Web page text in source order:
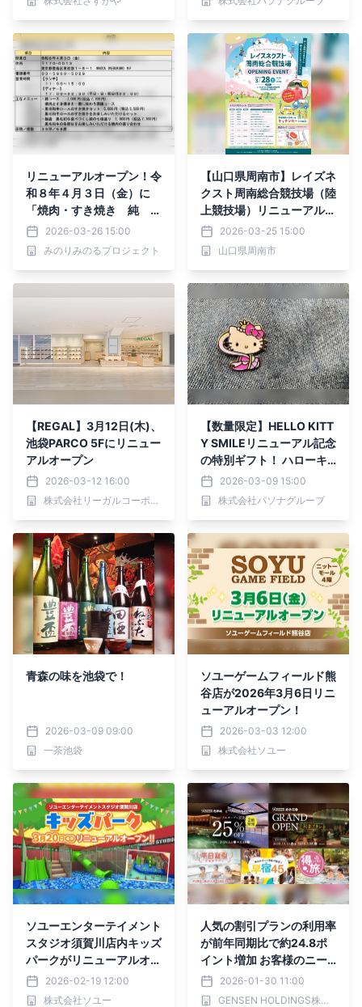
リニューアルオープン！令
和８年４月３日（金）に
「焼肉・すき焼き 純 池
袋店」として装い新たに生
まれ変わります！
2026-03-26 15:00
みのりみのるプロジェクト
【山口県周南市】レイズネ
クスト周南総合競技場（陸
上競技場）リニューアルオ
ープン！2026-03-25 15:00
山口県周南市
【REGAL】3月12日(木)、
池袋PARCO 5Fにリニュー
アルオープン
2026-03-12 16:00
株式会社リーガルコーポレーション
【数量限定】HELLO KITT
Y SMILEリニューアル記念
の特別ギフト！ ハローキ
ティのオリジナルピンバッ
ジを3月14日よりプレゼン
ト
2026-03-09 15:00
株式会社パソナグループ
青森の味を池袋で！
2026-03-09 09:00
一茶池袋
ソユーゲームフィールド熊
谷店が2026年3月6日リニ
ューアルオープン！
2026-03-03 12:00
株式会社ソユー
ソユーエンターテイメント
スタジオ須賀川店内キッズ
パークがリニューアルオー
プン！2026-02-19 12:00
株式会社ソユー
人気の割引プランの利用率
が前年同期比で約24.8ポ
イント増加 お客様のニー
ズに応え、お得な宿泊プラ
ンを拡充中！
2026-01-30 11:00
GENSEN HOLDINGS株式会社